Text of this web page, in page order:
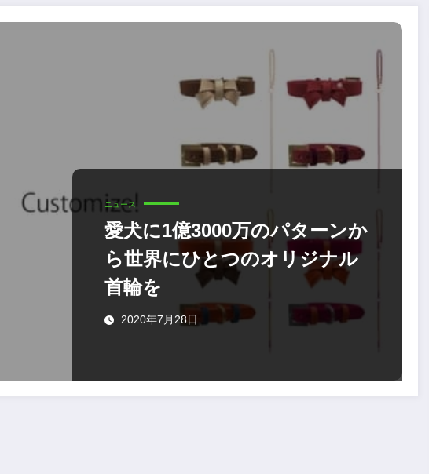
ニュース
愛犬に1億3000万のパターンか
ら世界にひとつのオリジナル
首輪を
2020年7月28日